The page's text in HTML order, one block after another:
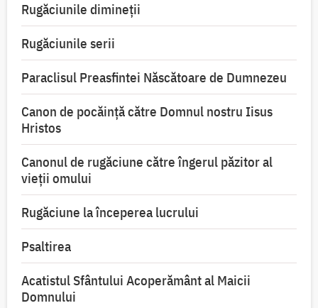
Rugăciunile dimineții
Rugăciunile serii
Paraclisul Preasfintei Născătoare de Dumnezeu
Canon de pocăință către Domnul nostru Iisus
Hristos
Canonul de rugăciune către îngerul păzitor al
vieții omului
Rugăciune la începerea lucrului
Psaltirea
Acatistul Sfântului Acoperământ al Maicii
Domnului